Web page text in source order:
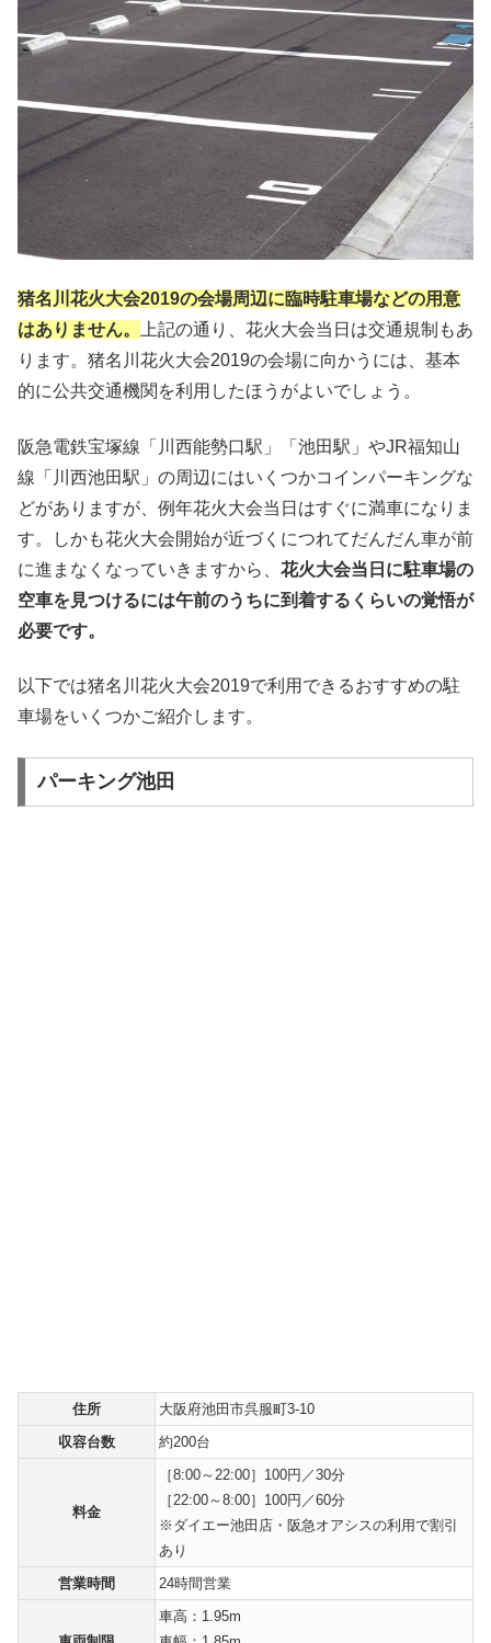
猪名川花火大会2019の会場周辺に臨時駐車場などの用意
はありません。 上記の通り、花火大会当日は交通規制もあ
ります。猪名川花火大会2019の会場に向かうには、基本
的に公共交通機関を利用したほうがよいでしょう。
阪急電鉄宝塚線「川西能勢口駅」「池田駅」やJR福知山
線「川西池田駅」の周辺にはいくつかコインパーキングな
どがありますが、例年花火大会当日はすぐに満車になりま
す。しかも花火大会開始が近づくにつれてだんだん車が前
に進まなくなっていきますから、 花火大会当日に駐車場の
空車を見つけるには午前のうちに到着するくらいの覚悟が
必要です。
以下では猪名川花火大会2019で利用できるおすすめの駐
車場をいくつかご紹介します。
パーキング池田
住所
大阪府池田市呉服町3-10
収容台数
約200台
料金
［8:00～22:00］100円／30分
［22:00～8:00］100円／60分
※ダイエー池田店・阪急オアシスの利用で割引
あり
営業時間
24時間営業
車高：1.95m